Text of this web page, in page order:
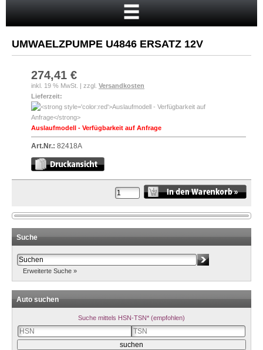
Neukunde?
Kasse
Anmelden
UMWAELZPUMPE U4846 ERSATZ 12V
274,41 €
inkl. 19 % MwSt. | zzgl. Versandkosten
Lieferzeit:
Auslaufmodell - Verfügbarkeit auf Anfrage
Art.Nr.: 82418A
Suche
Erweiterte Suche »
Auto suchen
Suche mittels HSN-TSN* (empfohlen)